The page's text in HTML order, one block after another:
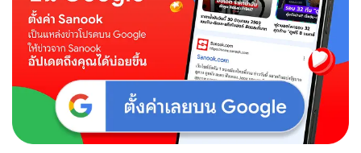
"แก้ม
บุ๋ม"
แต่งงาน
โร
ติก